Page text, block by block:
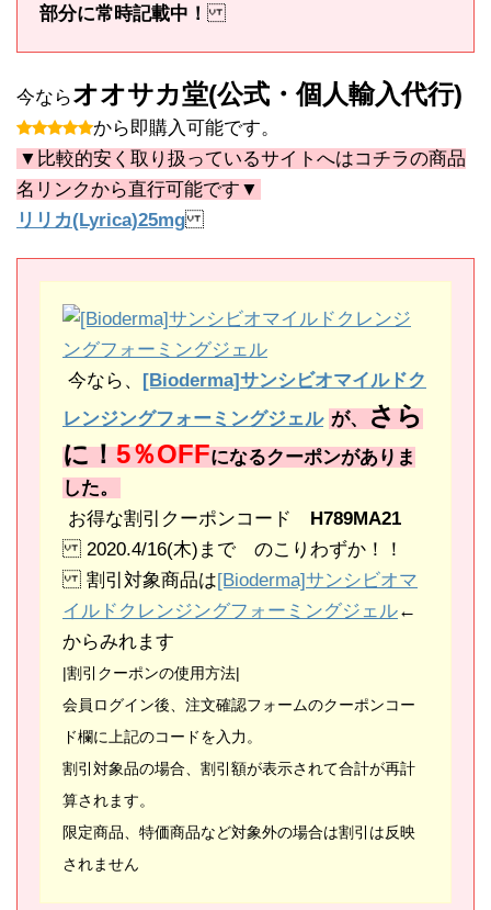
部分に常時記載中！
今ならオオサカ堂(公式・個人輸入代行)
から即購入可能です。
▼比較的安く取り扱っているサイトへはコチラの商品
名リンクから直行可能です▼
リリカ(Lyrica)25mg
今なら、 [Bioderma]サンシビオマイルドク
レンジングフォーミングジェル が、 さら
に！5％OFFになるクーポンがありま
した。
お得な割引クーポンコード H789MA21
2020.4/16(木)まで のこりわずか！！
割引対象商品は[Bioderma]サンシビオマ
イルドクレンジングフォーミングジェル←
からみれます
|割引クーポンの使用方法|
会員ログイン後、注文確認フォームのクーポンコー
ド欄に上記のコードを入力。
割引対象品の場合、割引額が表示されて合計が再計
算されます。
限定商品、特価商品など対象外の場合は割引は反映
されません